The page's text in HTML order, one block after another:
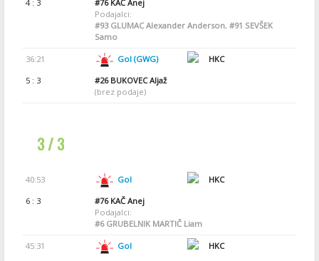
4 : 3 #76KAČ Anej
Podajalci:
#93GLUMAC Alexander Anderson, #91 SEVŠEK
Samo
36:21 Gol (GWG)
HKC
5 : 3
#26BUKOVEC Aljaž
(brez podaje)
3 / 3
40:53 Gol
HKC
6 : 3
#76KAČ Anej
Podajalci:
#6GRUBELNIK MARTIČ Liam
45:31 Gol
HKC